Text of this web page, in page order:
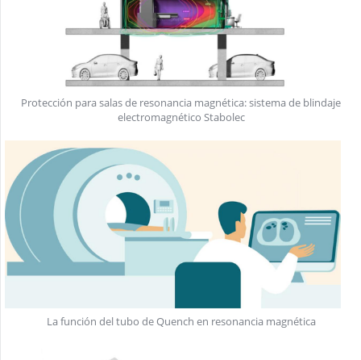
Protección para salas de resonancia magnética: sistema de blindaje
electromagnético Stabolec
La función del tubo de Quench en resonancia magnética